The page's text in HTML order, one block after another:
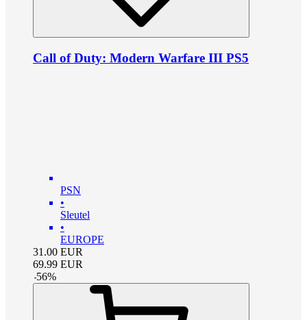
Call of Duty: Modern Warfare III PS5
PSN
•
Sleutel
•
EUROPE
31.00 EUR
69.99 EUR
-56%